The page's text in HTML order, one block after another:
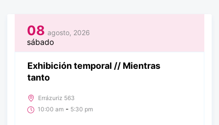
08 agosto, 2026
sábado
Exhibición temporal // Mientras
tanto
Errázuriz 563
10:00 am - 5:30 pm